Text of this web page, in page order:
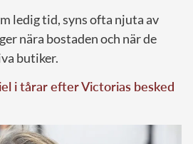
ledig tid, syns ofta njuta av
nära bostaden och när de
butiker.
i tårar efter Victorias besked